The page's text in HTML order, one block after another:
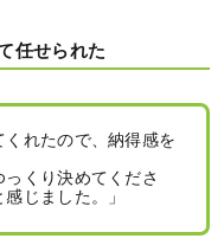
任せられた
くれたので、納得感を
っくり決めてくださ
じました。」